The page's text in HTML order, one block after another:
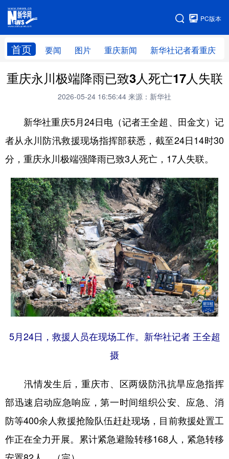
PC版本
首页 要闻 图片 重庆新闻 新华社记者看重庆
网站地图
重庆永川极端降雨已致3人死亡17人失联
2026-05-24 16:56:44 来源：新华社
新华社重庆5月24日电（记者王全超、田金文）记
者从永川防汛救援现场指挥部获悉，截至24日14时30
分，重庆永川极端强降雨已致3人死亡，17人失联。
5月24日，救援人员在现场工作。新华社记者 王全超
摄
汛情发生后，重庆市、区两级防汛抗旱应急指挥
部迅速启动应急响应，第一时间组织公安、应急、消
防等400余人救援抢险队伍赶赴现场，目前救援处置工
作正在全力开展。累计紧急避险转移168人，紧急转移